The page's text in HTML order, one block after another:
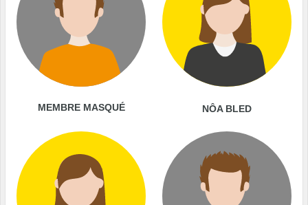
MEMBRE MASQUÉ NÔA BLED